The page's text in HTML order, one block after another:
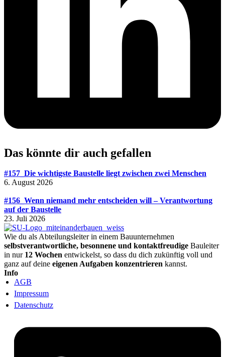
Das könnte dir auch gefallen
#157_Die wichtigste Baustelle liegt zwischen zwei Menschen
6. August 2026
#156_Wenn niemand mehr entscheiden will – Verantwortung
auf der Baustelle
23. Juli 2026
Wie du als Abteilungsleiter in einem Bauunternehmen
selbstverantwortliche, besonnene und kontaktfreudige Bauleiter
in nur 12 Wochen entwickelst, so dass du dich zukünftig voll und
ganz auf deine eigenen Aufgaben konzentrieren kannst.
Info
AGB
Impressum
Datenschutz